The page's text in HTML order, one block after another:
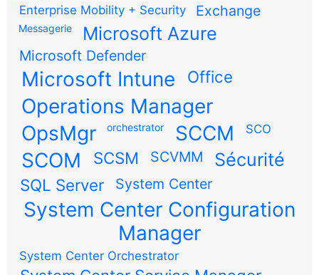
Enterprise Mobility + Security
Exchange
Messagerie Microsoft Azure
Microsoft Defender
Microsoft Intune Office
Operations Manager
OpsMgr
orchestrator SCCM SCO
SCOM SCSM SCVMM Sécurité
SQL Server System Center
System Center Configuration
Manager
System Center Orchestrator